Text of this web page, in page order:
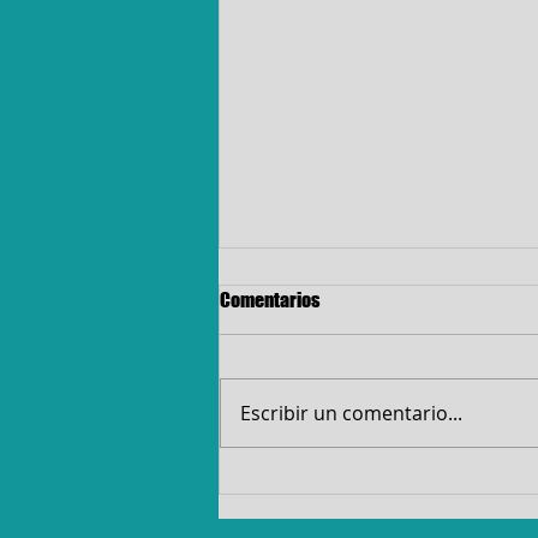
Comentarios
Escribir un comentario...